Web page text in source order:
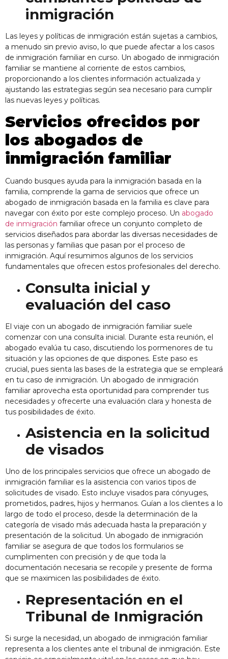
inmigración
Las leyes y políticas de inmigración están sujetas a cambios,
a menudo sin previo aviso, lo que puede afectar a los casos
de inmigración familiar en curso. Un abogado de inmigración
familiar se mantiene al corriente de estos cambios,
proporcionando a los clientes información actualizada y
ajustando las estrategias según sea necesario para cumplir
las nuevas leyes y políticas.
Servicios ofrecidos por
los abogados de
inmigración familiar
Cuando busques ayuda para la inmigración basada en la
familia, comprende la gama de servicios que ofrece un
abogado de inmigración basada en la familia es clave para
navegar con éxito por este complejo proceso. Un abogado
de inmigración familiar ofrece un conjunto completo de
servicios diseñados para abordar las diversas necesidades de
las personas y familias que pasan por el proceso de
inmigración. Aquí resumimos algunos de los servicios
fundamentales que ofrecen estos profesionales del derecho.
Consulta inicial y
evaluación del caso
El viaje con un abogado de inmigración familiar suele
comenzar con una consulta inicial. Durante esta reunión, el
abogado evalúa tu caso, discutiendo los pormenores de tu
situación y las opciones de que dispones. Este paso es
crucial, pues sienta las bases de la estrategia que se empleará
en tu caso de inmigración. Un abogado de inmigración
familiar aprovecha esta oportunidad para comprender tus
necesidades y ofrecerte una evaluación clara y honesta de
tus posibilidades de éxito.
Asistencia en la solicitud
de visados
Uno de los principales servicios que ofrece un abogado de
inmigración familiar es la asistencia con varios tipos de
solicitudes de visado. Esto incluye visados para cónyuges,
prometidos, padres, hijos y hermanos. Guían a los clientes a lo
largo de todo el proceso, desde la determinación de la
categoría de visado más adecuada hasta la preparación y
presentación de la solicitud. Un abogado de inmigración
familiar se asegura de que todos los formularios se
cumplimenten con precisión y de que toda la
documentación necesaria se recopile y presente de forma
que se maximicen las posibilidades de éxito.
Representación en el
Tribunal de Inmigración
Si surge la necesidad, un abogado de inmigración familiar
representa a los clientes ante el tribunal de inmigración. Este